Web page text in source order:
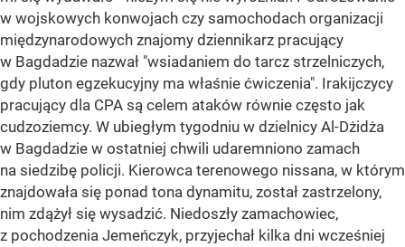
w wojskowych konwojach czy samochodach organizacji
międzynarodowych znajomy dziennikarz pracujący
w Bagdadzie nazwał "wsiadaniem do tarcz strzelniczych,
gdy pluton egzekucyjny ma właśnie ćwiczenia". Irakijczycy
pracujący dla CPA są celem ataków równie często jak
cudzoziemcy. W ubiegłym tygodniu w dzielnicy Al-Dżidża
w Bagdadzie w ostatniej chwili udaremniono zamach
na siedzibę policji. Kierowca terenowego nissana, w którym
znajdowała się ponad tona dynamitu, został zastrzelony,
nim zdążył się wysadzić. Niedoszły zamachowiec,
z pochodzenia Jemeńczyk, przyjechał kilka dni wcześniej